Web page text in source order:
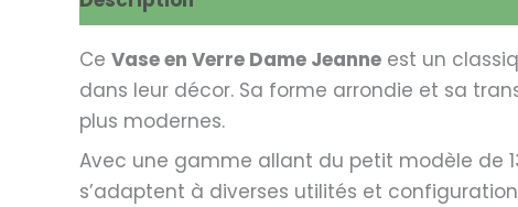
Ce Vase en Verre Dame Jeanne est un
dans leur décor. Sa forme arrondie et sa
plus modernes.
Avec une gamme allant du petit modèle de
s’adaptent à diverses utilités et